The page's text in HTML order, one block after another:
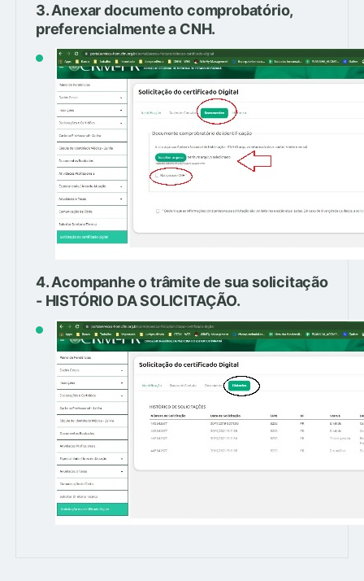
3. Anexar documento comprobatório,
preferencialmente a CNH.
4. Acompanhe o trâmite de sua solicitação
- HISTÓRIO DA SOLICITAÇÃO.